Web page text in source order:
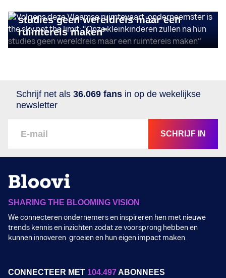
studies geen wereldreis maar een
ruimtereis maken”
Schrijf net als 36.069 fans in op de wekelijkse
newsletter
SCHRIJF IN
SHARING THE BLOOMING VISION
We connecteren ondernemers en inspireren hen met nieuwe
trends kennis en inzichten zodat ze voorsprong hebben en
kunnen innoveren groeien en hun eigen impact maken.
CONNECTEER MET 104.497ABONNEES